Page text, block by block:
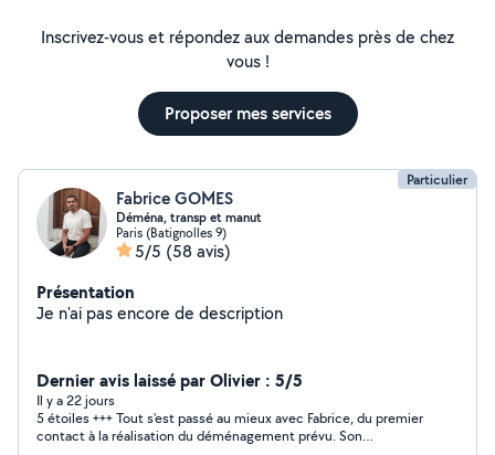
Inscrivez-vous et répondez aux demandes près de chez
vous !
Proposer mes services
Particulier
Fabrice GOMES
Déména, transp et manut
Paris (Batignolles 9)
5/5 (58 avis)
Présentation
Je n'ai pas encore de description
Dernier avis laissé par Olivier : 5/5
Il y a 22 jours
5 étoiles +++ Tout s'est passé au mieux avec Fabrice, du premier
contact à la réalisation du déménagement prévu. Son